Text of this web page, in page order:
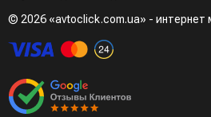
Четвертый вариант - заказать
мессенджеры (viber, telegram)
© 2026 «avtoclick.com.ua» - интернет